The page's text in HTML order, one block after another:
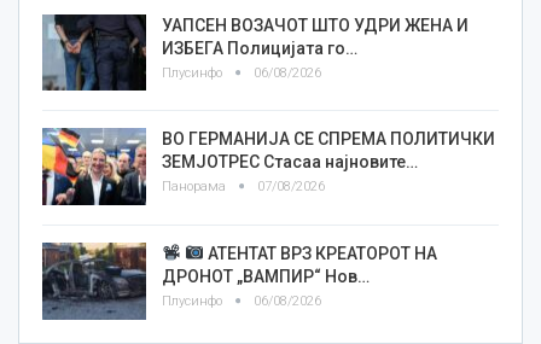
УАПСЕН ВОЗАЧОТ ШТО УДРИ ЖЕНА И
ИЗБЕГА Полицијата го…
Плусинфо 06/08/2026
ВО ГЕРМАНИЈА СЕ СПРЕМА ПОЛИТИЧКИ
ЗЕМЈОТРЕС Стасаа најновите…
Панорама 07/08/2026
АТЕНТАТ ВРЗ КРЕАТОРОТ НА
ДРОНОТ „ВАМПИР“ Нов…
Плусинфо 06/08/2026